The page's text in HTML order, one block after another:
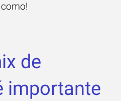
de
importante